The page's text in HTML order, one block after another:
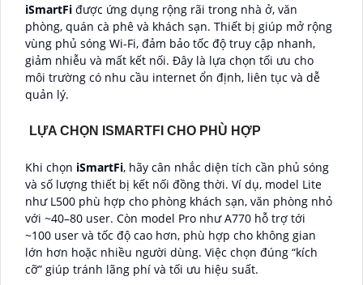
iSmartFi được ứng dụng rộng rãi trong nhà ở, văn
phòng, quán cà phê và khách sạn. Thiết bị giúp mở rộng
vùng phủ sóng Wi-Fi, đảm bảo tốc độ truy cập nhanh,
giảm nhiễu và mất kết nối. Đây là lựa chọn tối ưu cho
môi trường có nhu cầu internet ổn định, liên tục và dễ
quản lý.
LỰA CHỌN ISMARTFI CHO PHÙ HỢP
Khi chọn iSmartFi, hãy cân nhắc diện tích cần phủ sóng
và số lượng thiết bị kết nối đồng thời. Ví dụ, model Lite
như L500 phù hợp cho phòng khách sạn, văn phòng nhỏ
với ~40–80 user. Còn model Pro như A770 hỗ trợ tới
~100 user và tốc độ cao hơn, phù hợp cho không gian
lớn hơn hoặc nhiều người dùng. Việc chọn đúng “kích
cỡ” giúp tránh lãng phí và tối ưu hiệu suất.